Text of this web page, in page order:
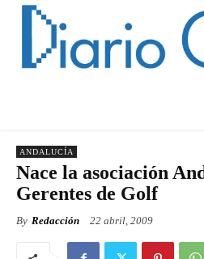
ANDALUCÍA
Nace la asociación
Gerentes de Golf
By Redacción 22 abril, 2009